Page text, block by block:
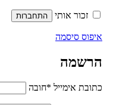
זכור אותי התחברות
איפוס סיסמה
הרשמה
כתובת אימייל *חובה